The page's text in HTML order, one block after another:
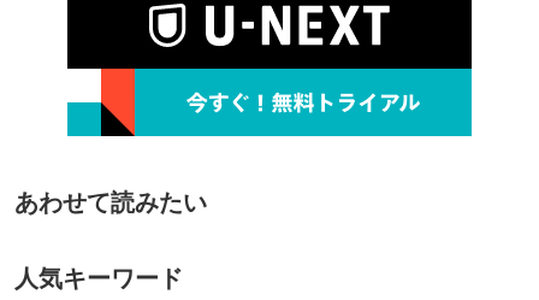
あわせて読みたい
人気キーワード